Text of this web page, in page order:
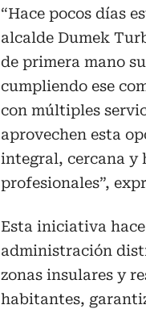
“Hace pocos días
alcalde Dumek
de primera mano
cumpliendo ese
con múltiples
aprovechen esta
integral, cercana y
profesionales”,
Esta iniciativa
administración
zonas insulares y
habitantes,